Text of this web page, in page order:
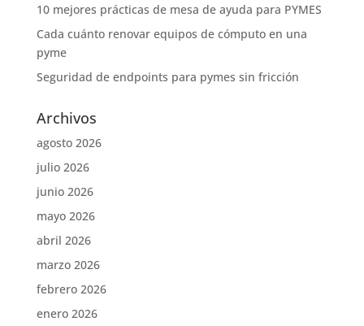
10 mejores prácticas de mesa de ayuda para PYMES
Cada cuánto renovar equipos de cómputo en una
pyme
Seguridad de endpoints para pymes sin fricción
Archivos
agosto 2026
julio 2026
junio 2026
mayo 2026
abril 2026
marzo 2026
febrero 2026
enero 2026